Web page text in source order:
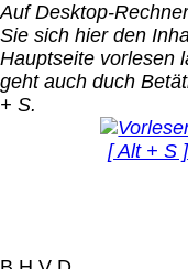
Auf Desktop-
Sie sich hier den
Hauptseite vorlesen
geht auch duch
+ S.
[ Alt + S ]
QR Code: